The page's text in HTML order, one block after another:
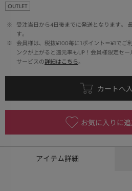
OUTLET
※
受注当日から4日後までに発送となります。
す。
※
会員様は、税抜¥100毎に1ポイント＝¥1でご
ンクが上がると還元率もUP！会員様限定セ
サービスの詳細はこちら。
お気に入りに
アイテム詳細